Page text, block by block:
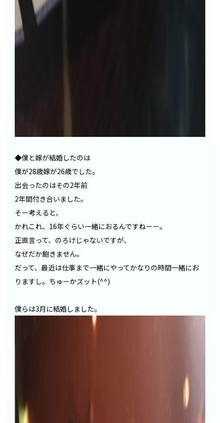
◆僕と嫁が結婚したのは
僕が28歳嫁が26歳でした。
出会ったのはその2年前
2年間付き合いました。
そー考えると、
かれこれ、16年ぐらい一緒におるんですねーー。
正直言って、のろけじゃないですが、
なぜだか飽きません。
だって、最近は仕事まで一緒にやってかなりの時間一緒にお
りますし。ちゅーかズット(^^)
僕らは3月に結婚しました。